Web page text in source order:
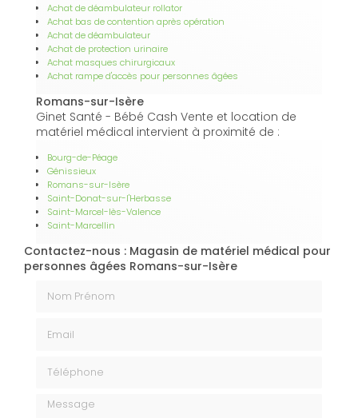
Achat de déambulateur rollator
Achat bas de contention après opération
Achat de déambulateur
Achat de protection urinaire
Achat masques chirurgicaux
Achat rampe d'accès pour personnes âgées
Romans-sur-Isère
Ginet Santé - Bébé Cash Vente et location de
matériel médical intervient à proximité de :
Bourg-de-Péage
Génissieux
Romans-sur-Isère
Saint-Donat-sur-l'Herbasse
Saint-Marcel-lès-Valence
Saint-Marcellin
Contactez-nous : Magasin de matériel médical pour
personnes âgées Romans-sur-Isère
Message